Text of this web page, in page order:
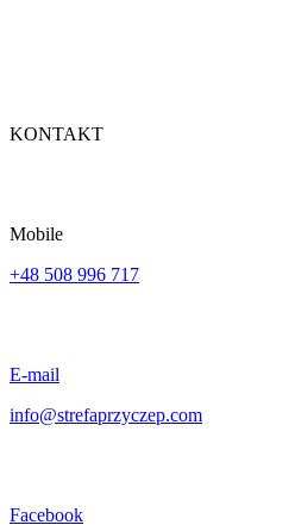
KONTAKT
Mobile
+48 508 996 717
E-mail
info@strefaprzyczep.com
Facebook